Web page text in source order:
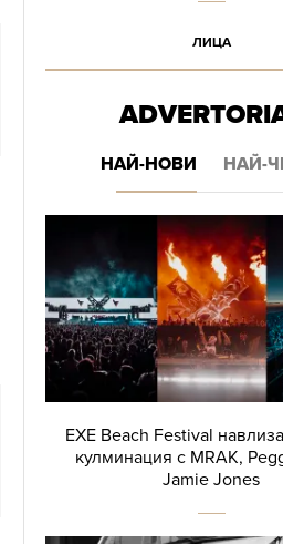
ЛИЦА
НАЙ-НОВИ НАЙ-
EXE Beach Festival
кулминация с MRAK,
Jamie Jones